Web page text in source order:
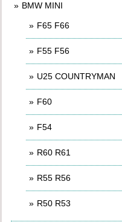
BMW MINI
F65 F66
F55 F56
U25 COUNTRYMAN
F60
F54
R60 R61
R55 R56
R50 R53